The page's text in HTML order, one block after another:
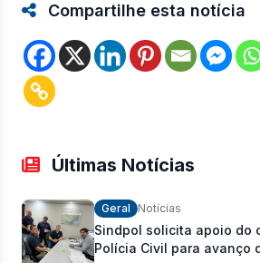
Compartilhe esta notícia
Últimas Notícias
Geral Notícias
Sindpol solicita apoio do
Polícia Civil para avanço